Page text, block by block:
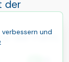
der
der Form,
und